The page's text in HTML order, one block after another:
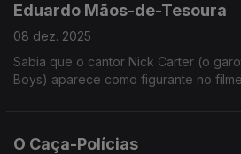
Eduardo Mãos-de-Tesoura
08 dez. 2025
Sabia que o cantor Nick Carter (o
Boys) aparece como figurante no
O Caça-Polícias